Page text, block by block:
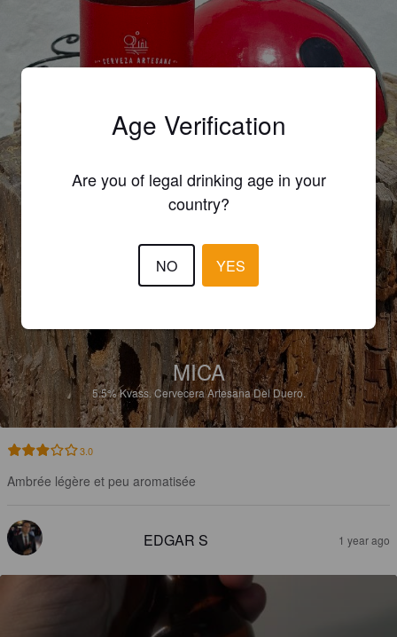
MICA
5.5%Kvass.Cervecera Artesana Del Duero.
3.0
Ambrée légère et peu aromatisée
EDGAR S 1 year ago
Age Verification
Are you of legal drinking age in your
country?
NO YES